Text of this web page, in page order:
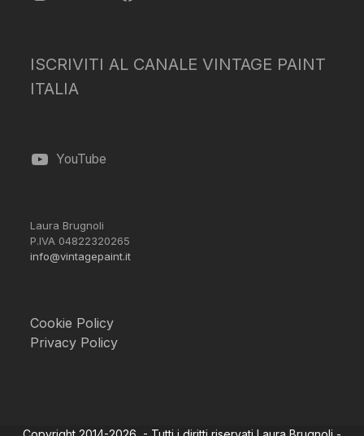
ISCRIVITI AL CANALE VINTAGE PAINT
ITALIA
YouTube
Laura Brugnoli
P.IVA 04822320265
info@vintagepaint.it
Cookie Policy
Privacy Policy